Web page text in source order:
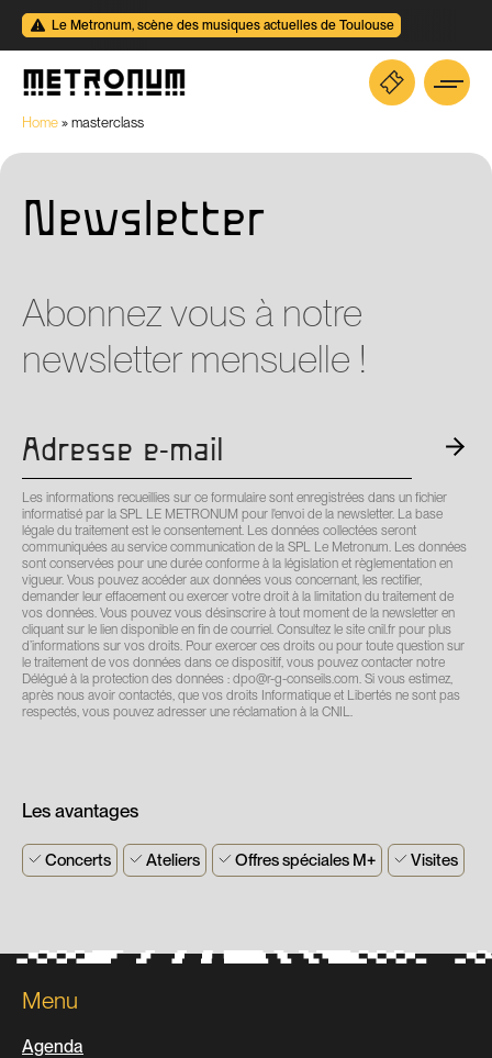
Le Metronum, scène des musiques actuelles de Toulouse
Home » masterclass
Newsletter
Abonnez vous à notre
newsletter mensuelle !
Les informations recueillies sur ce formulaire sont enregistrées dans un fichier
informatisé par la SPL LE METRONUM pour l'envoi de la newsletter. La base
légale du traitement est le consentement. Les données collectées seront
communiquées au service communication de la SPL Le Metronum. Les données
sont conservées pour une durée conforme à la législation et règlementation en
vigueur. Vous pouvez accéder aux données vous concernant, les rectifier,
demander leur effacement ou exercer votre droit à la limitation du traitement de
vos données. Vous pouvez vous désinscrire à tout moment de la newsletter en
cliquant sur le lien disponible en fin de courriel. Consultez le site cnil.fr pour plus
d’informations sur vos droits. Pour exercer ces droits ou pour toute question sur
le traitement de vos données dans ce dispositif, vous pouvez contacter notre
Délégué à la protection des données : dpo@r-g-conseils.com. Si vous estimez,
après nous avoir contactés, que vos droits Informatique et Libertés ne sont pas
respectés, vous pouvez adresser une réclamation à la CNIL.
Les avantages
Concerts Ateliers Offres spéciales M+ Visites
Menu
Agenda